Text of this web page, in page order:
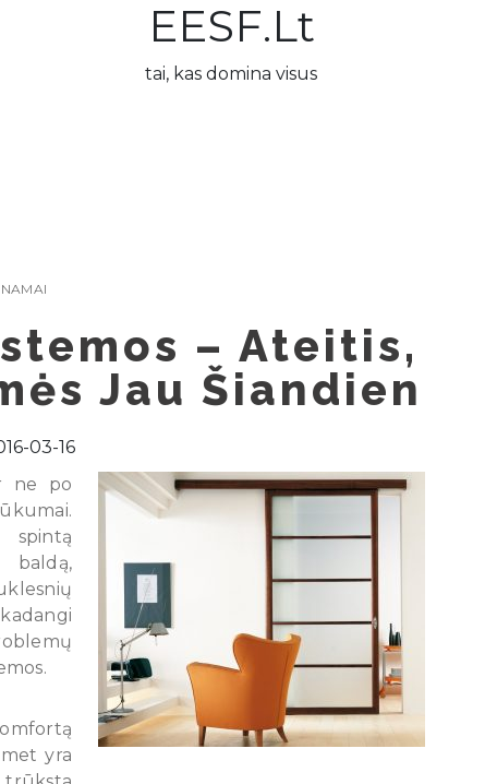
EESF.lt
tai, kas domina visus
NAMAI
– Ateitis,
Jau Šiandien
03-16
ne po
spintą
yra